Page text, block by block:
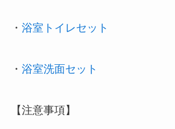
・ 浴室トイレセット
・ 浴室洗面セット
【注意事項】